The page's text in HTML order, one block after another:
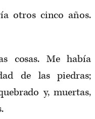
otros cinco años.
cosas. Me había
de las piedras;
y, muertas,